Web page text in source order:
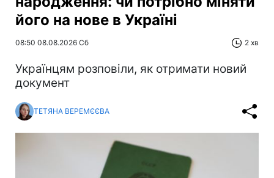
його на нове в Україні
08:50 08.08.2026 Сб 2 хв
Українцям розповіли, як отримати новий
документ
ТЕТЯНА ВЕРЕМЄЄВА